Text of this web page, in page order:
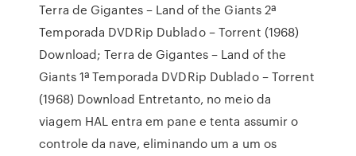
Terra de Gigantes – Land of the Giants 2ª
Temporada DVDRip Dublado – Torrent (1968)
Download; Terra de Gigantes – Land of the
Giants 1ª Temporada DVDRip Dublado – Torrent
(1968) Download Entretanto, no meio da
viagem HAL entra em pane e tenta assumir o
controle da nave, eliminando um a um os